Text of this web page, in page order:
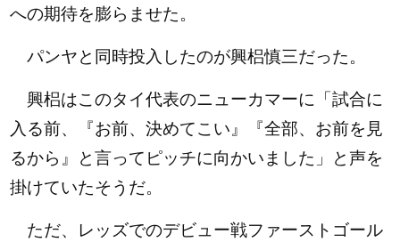
への期待を膨らませた。
パンヤと同時投入したのが興梠慎三だった。
興梠はこのタイ代表のニューカマーに 「試合に
入る前、『お前、決めてこい』『全部、お前を見
るから』と言ってピッチに向かいました」と声を
掛けていたそうだ。
ただ、レッズでのデビュー戦ファーストゴール